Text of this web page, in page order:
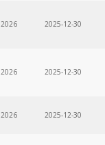
2025-12-30
2025-12-30
2025-12-30